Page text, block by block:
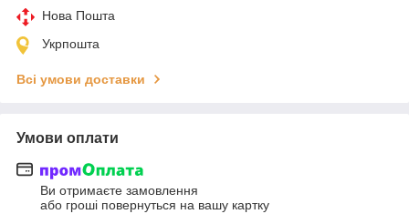
Нова Пошта
Укрпошта
Всі умови доставки
Умови оплати
Ви отримаєте замовлення
або гроші повернуться на вашу картку